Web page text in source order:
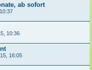
ab sofort
10:36
16:05